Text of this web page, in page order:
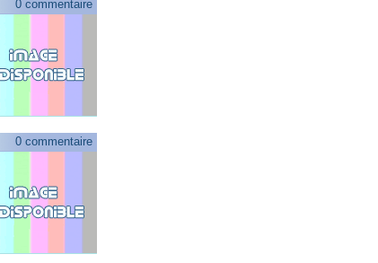
0 commentaire
0 commentaire